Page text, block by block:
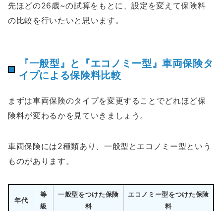
先ほどの26歳~の試算をもとに、設定を変えて保険料
の比較を行いたいと思います。
『一般型』と『エコノミー型』車両保険タ
イプによる保険料比較
まずは車両保険のタイプを変更することでどれほど保
険料が変わるかを見ていきましょう。
車両保険には2種類あり、一般型とエコノミー型という
ものがあります。
年代
等
級
一般型をつけた保険
料
エコノミー型をつけた保険
料